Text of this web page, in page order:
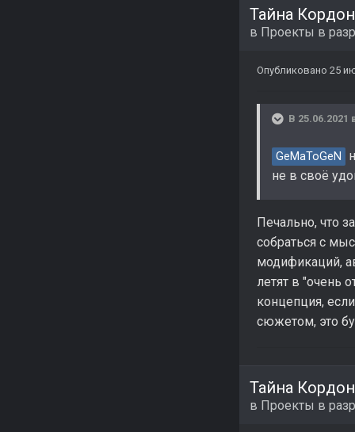
Тайна
в Проекты в
Опубликовано 25
В 25.06.2021
GeMaToGeN
не в своё
Печально, что
собраться с
модификаций,
летят в "очень
концепция,
сюжетом, это
Тайна
в Проекты в